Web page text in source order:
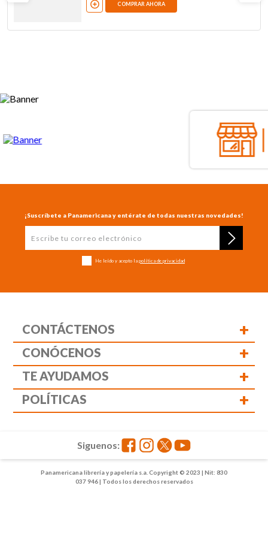
COMPRAR AHORA
¡Suscríbete a Panamericana y entérate de todas nuestras novedades!
He leído y acepto la política de privacidad
CONTÁCTENOS +
CONÓCENOS +
TE AYUDAMOS +
POLÍTICAS +
Panamericana librería y papelería s.a. Copyright © 2023 | Nit: 830
037 946 | Todos los derechos reservados
Siguenos: